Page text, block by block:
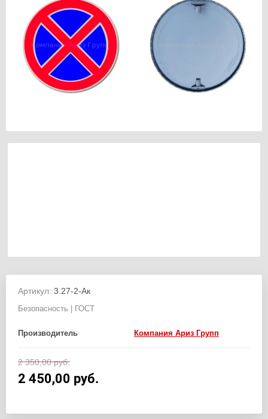
Артикул: 3.27-2-Ак
Безопасность | ГОСТ
Производитель Компания Ариз Групп
2 350,00руб.
2 450,00 руб.